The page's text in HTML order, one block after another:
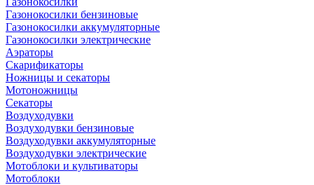
Газонокосилки бензиновые
Газонокосилки аккумуляторные
Газонокосилки электрические
Аэраторы
Скарификаторы
Ножницы и секаторы
Мотоножницы
Секаторы
Воздуходувки
Воздуходувки бензиновые
Воздуходувки аккумуляторные
Воздуходувки электрические
Мотоблоки и культиваторы
Мотоблоки